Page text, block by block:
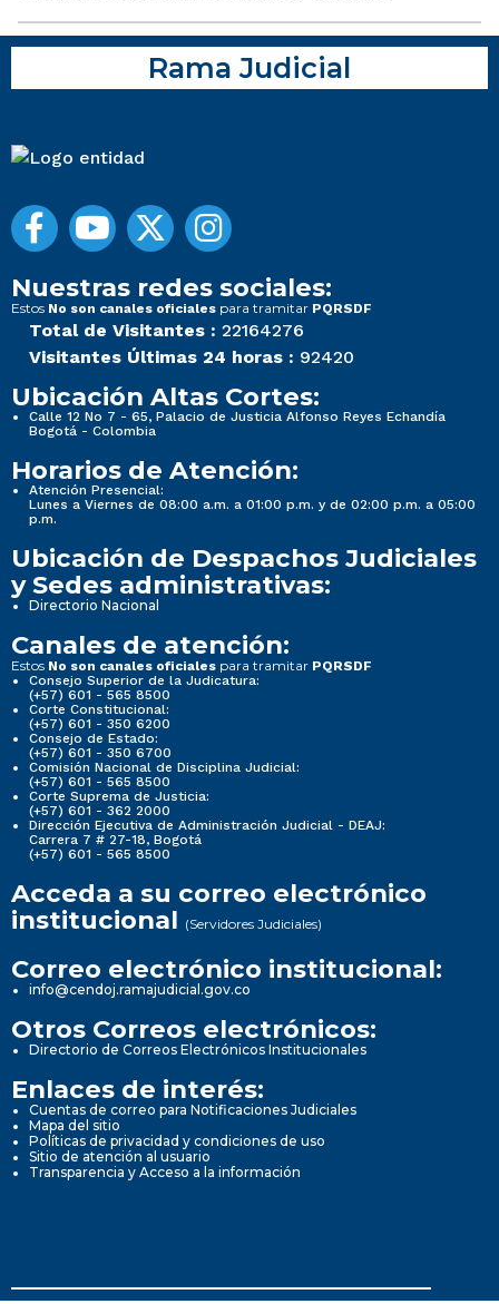
Rama Judicial
Nuestras redes sociales:
Estos No son canales oficiales para tramitar PQRSDF
Total de Visitantes : 22164276
Visitantes Últimas 24 horas : 92420
Ubicación Altas Cortes:
Calle 12 No 7 - 65, Palacio de Justicia Alfonso Reyes Echandía
Bogotá - Colombia
Horarios de Atención:
Atención Presencial:
Lunes a Viernes de 08:00 a.m. a 01:00 p.m. y de 02:00 p.m. a 05:00
p.m.
Ubicación de Despachos Judiciales
y Sedes administrativas:
Directorio Nacional
Canales de atención:
Estos No son canales oficiales para tramitar PQRSDF
Consejo Superior de la Judicatura:
(+57) 601 - 565 8500
Corte Constitucional:
(+57) 601 - 350 6200
Consejo de Estado:
(+57) 601 - 350 6700
Comisión Nacional de Disciplina Judicial:
(+57) 601 - 565 8500
Corte Suprema de Justicia:
(+57) 601 - 362 2000
Dirección Ejecutiva de Administración Judicial - DEAJ:
Carrera 7 # 27-18, Bogotá
(+57) 601 - 565 8500
Acceda a su correo electrónico
institucional (Servidores Judiciales)
Correo electrónico institucional:
info@cendoj.ramajudicial.gov.co
Otros Correos electrónicos:
Directorio de Correos Electrónicos Institucionales
Enlaces de interés:
Cuentas de correo para Notificaciones Judiciales
Mapa del sitio
Políticas de privacidad y condiciones de uso
Sitio de atención al usuario
Transparencia y Acceso a la información